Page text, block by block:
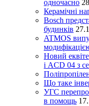
одночасно
Керамічні
Bosch
будинків
ATMOS
Новий
і ACD 04 з
Що таке
УГС
в помощь